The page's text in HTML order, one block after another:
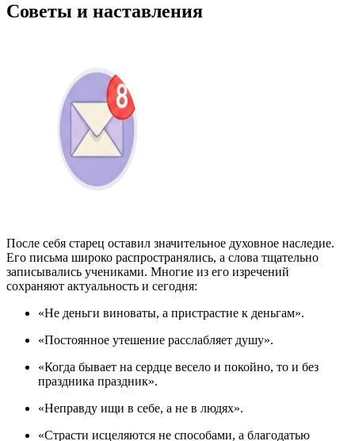
Советы и наставления
После себя старец оставил значительное духовное наследие.
Его письма широко распространялись, а слова тщательно
записывались учениками. Многие из его изречений
сохраняют актуальность и сегодня:
«Не деньги виноваты, а пристрастие к деньгам».
«Постоянное утешение расслабляет душу».
«Когда бывает на сердце весело и покойно, то и без
праздника праздник».
«Неправду ищи в себе, а не в людях».
«Страсти исцеляются не способами, а благодатью